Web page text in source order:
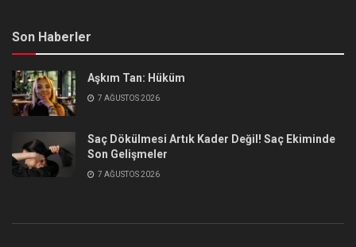
Son Haberler
Aşkım Tan: Hüküm
7 AĞUSTOS 2026
Saç Dökülmesi Artık Kader Değil! Saç Ekiminde
Son Gelişmeler
7 AĞUSTOS 2026